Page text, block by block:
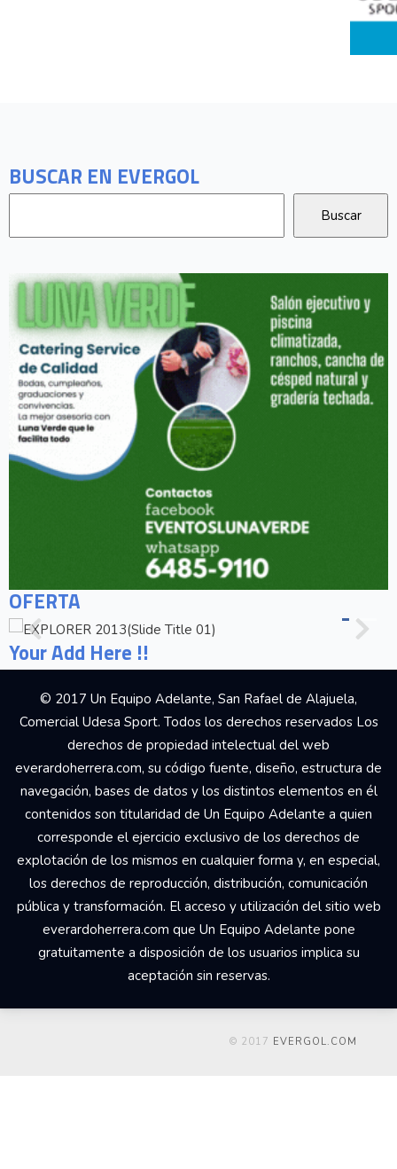
BUSCAR EN EVERGOL
OFERTA
Your Add Here !!
© 2017 Un Equipo Adelante, San Rafael de Alajuela,
Comercial Udesa Sport. Todos los derechos reservados Los
derechos de propiedad intelectual del web
everardoherrera.com, su código fuente, diseño, estructura de
navegación, bases de datos y los distintos elementos en él
contenidos son titularidad de Un Equipo Adelante a quien
corresponde el ejercicio exclusivo de los derechos de
explotación de los mismos en cualquier forma y, en especial,
los derechos de reproducción, distribución, comunicación
pública y transformación. El acceso y utilización del sitio web
everardoherrera.com que Un Equipo Adelante pone
gratuitamente a disposición de los usuarios implica su
aceptación sin reservas.
© 2017 EVERGOL.COM